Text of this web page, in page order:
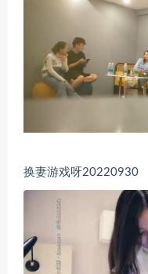
换妻游戏呀20220930